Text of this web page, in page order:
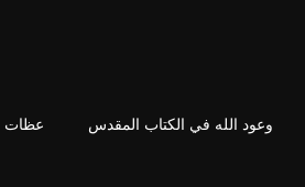
وعود الله في الكتاب المقدس عظات